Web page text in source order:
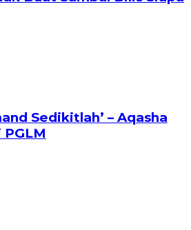
Sedikitlah’ – Aqasha